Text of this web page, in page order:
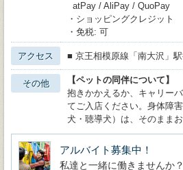
atPay / AliPay / QuoPay
・ショッピングクレジット
・免税: 可
アクセス ■ 京王相模原線「南大沢」
その他
【ペットの同伴について】
抱きかかえるか、キャリー
てご入店ください。身体障
犬・聴導犬）は、そのままお
アルバイト募集中！
私達と一緒に働きませんか？